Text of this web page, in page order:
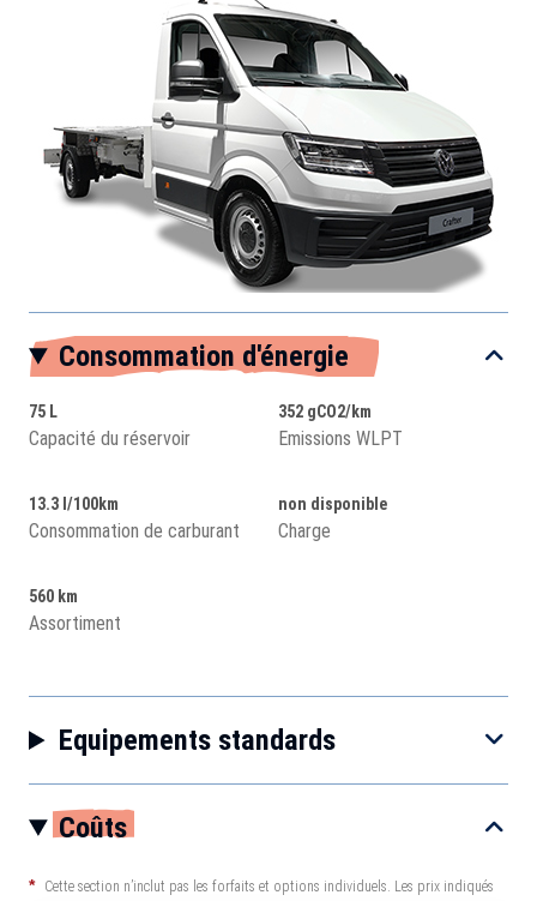
Consommation d'énergie
75 L
Capacité du réservoir
352 gCO2/km
Emissions WLPT
13.3 l/100km
Consommation de carburant
non disponible
Charge
560 km
Assortiment
Equipements standards
Coûts
*
Cette section n’inclut pas les forfaits et options individuels. Les prix indiqués